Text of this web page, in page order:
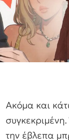
Ακόμα και
την έβλεπα